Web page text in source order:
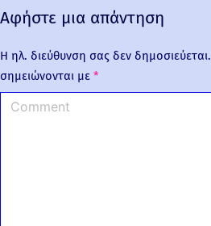
Αφήστε μια απάντηση
Η ηλ. διεύθυνση σας δεν δημοσιεύεται.
σημειώνονται με *